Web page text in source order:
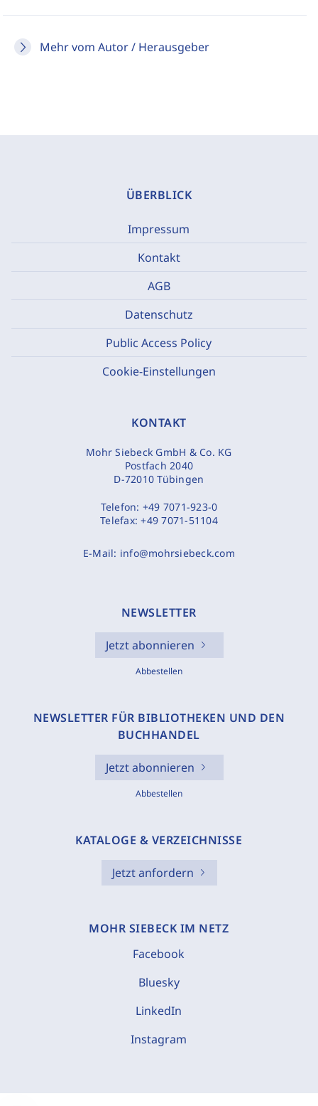
Mehr vom Autor / Herausgeber
ÜBERBLICK
Impressum
Kontakt
AGB
Datenschutz
Public Access Policy
Cookie-Einstellungen
KONTAKT
Mohr Siebeck GmbH & Co. KG
Postfach 2040
D-72010 Tübingen
Telefon: +49 7071-923-0
Telefax:+49 7071-51104
E-Mail: info@mohrsiebeck.com
NEWSLETTER
Jetzt abonnieren
Abbestellen
NEWSLETTER FÜR BIBLIOTHEKEN UND DEN
BUCHHANDEL
Jetzt abonnieren
Abbestellen
KATALOGE & VERZEICHNISSE
Jetzt anfordern
MOHR SIEBECK IM NETZ
Facebook
Bluesky
LinkedIn
Instagram